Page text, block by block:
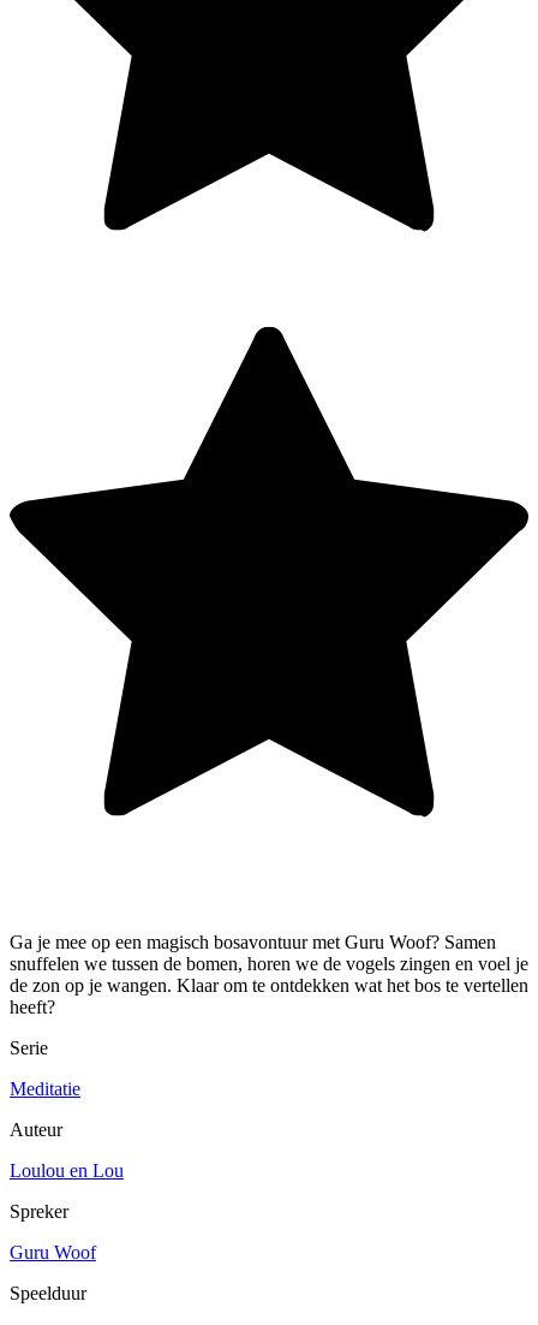
Ga je mee op een magisch bosavontuur met Guru Woof? Samen
snuffelen we tussen de bomen, horen we de vogels zingen en voel je
de zon op je wangen. Klaar om te ontdekken wat het bos te vertellen
heeft?
Serie
Meditatie
Auteur
Loulou en Lou
Spreker
Guru Woof
Speelduur